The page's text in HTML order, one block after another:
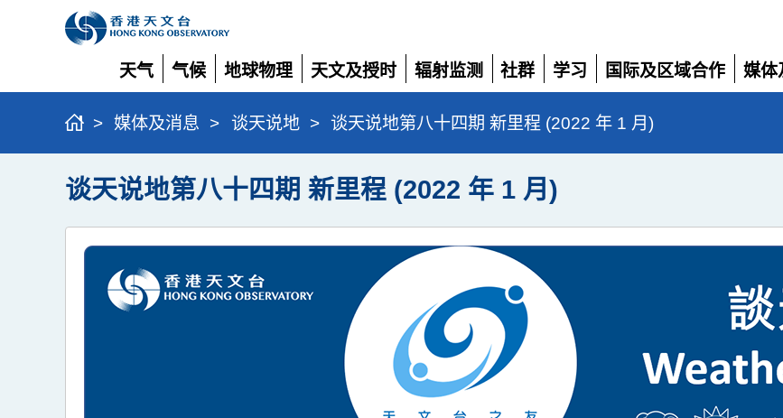
天气
展
开
气候
展
开
地球物理
展
开
天文及授时
展
开
辐射监测
展
开
社群
展
开
学习
展
开
国际及区域合作
展
开
媒体
展
> 媒体及消息 > 谈天说地 > 谈天说地第八十四期 新里程 (2022 年 1 月)
谈天说地第八十四期 新里程 (2022 年 1 月)